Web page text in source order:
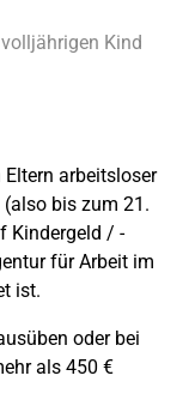
Kind
arbeitsloser
bis zum 21.
Kindergeld / -
für Arbeit im
ist.
oder bei
als 450 €